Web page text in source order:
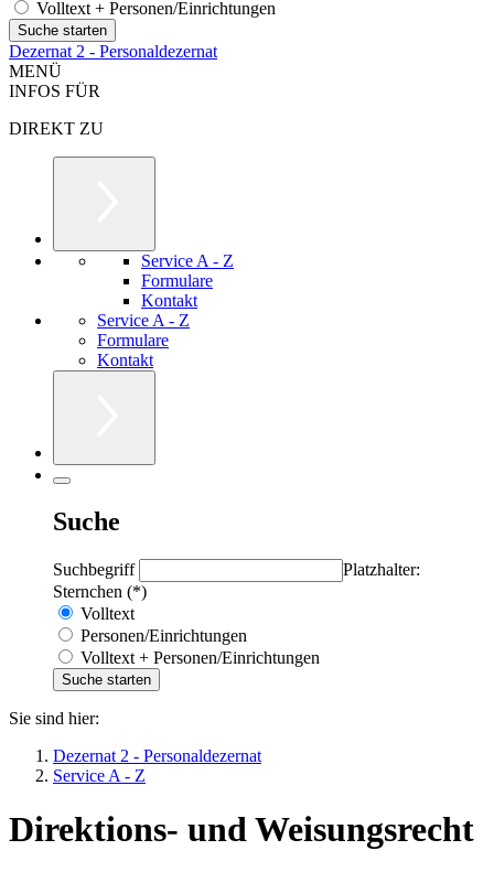
Volltext + Personen/Einrichtungen
Dezernat 2 - Personaldezernat
MENÜ
INFOS FÜR
DIREKT ZU
Service A - Z
Formulare
Kontakt
Service A - Z
Formulare
Kontakt
Suche
Suchbegriff
Platzhalter:
Sternchen (*)
Volltext
Personen/Einrichtungen
Volltext + Personen/Einrichtungen
Sie sind hier:
Dezernat 2 - Personaldezernat
Service A - Z
Direktions- und Weisungsrecht